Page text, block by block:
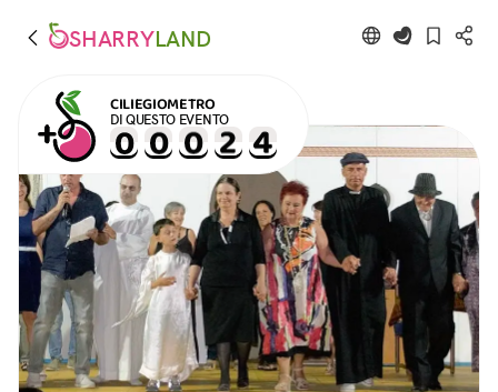
SHARRYLAND
CILIEGIOMETRO
DI QUESTO EVENTO